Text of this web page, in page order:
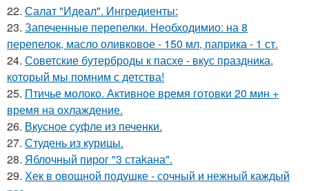
22. Салат "Идеал". Ингредиенты:
23. Запеченные перепелки. Необходимио: на 8
перепелок, масло оливковое - 150 мл, паприка - 1 ст.
24. Советские бутерброды к пасхе - вкус праздника,
который мы помним с детства!
25. Птичье молоко. Активное время готовки 20 мин +
время на охлаждение.
26. Вкусное суфле из печенки.
27. Студень из курицы.
28. Яблочный пирог "3 стаkана".
29. Хек в овощной подушке - сочный и нежный каждый